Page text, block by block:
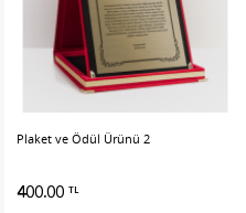
Plaket ve Ödül Ürünü 2
400.00 TL